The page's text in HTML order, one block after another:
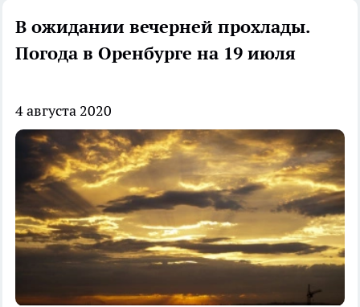
В ожидании вечерней прохлады.
Погода в Оренбурге на 19 июля
4 августа 2020